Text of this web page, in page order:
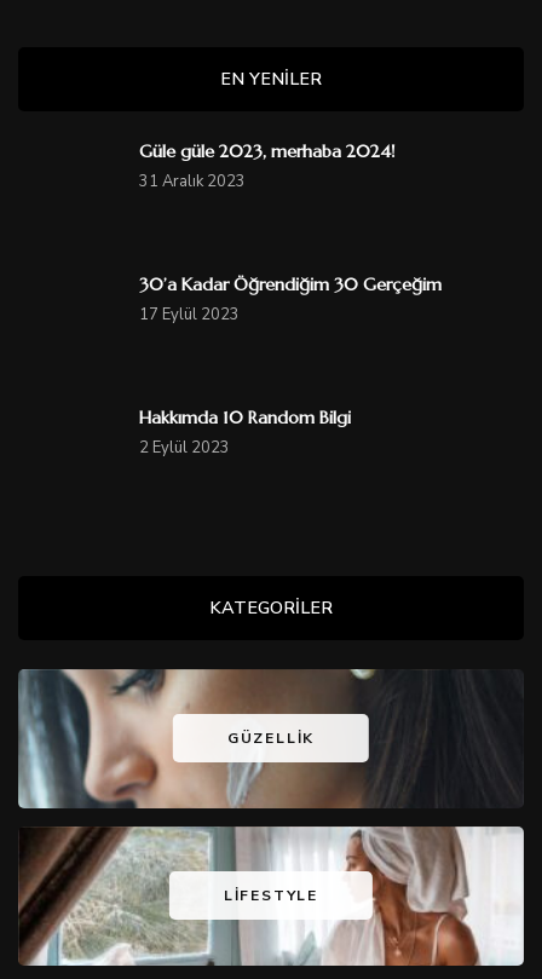
EN YENILER
Güle güle 2023, merhaba 2024!
31 Aralık 2023
30’a Kadar Öğrendiğim 30 Gerçeğim
17 Eylül 2023
Hakkımda 10 Random Bilgi
2 Eylül 2023
KATEGORİLER
GÜZELLIK
LIFESTYLE